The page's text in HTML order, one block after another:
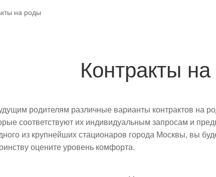
на роды
Контракты
родителям различные варианты контрактов на
соответствуют их индивидуальным запросам и
из крупнейших стационаров города Москвы, вы
оцените уровень комфорта.